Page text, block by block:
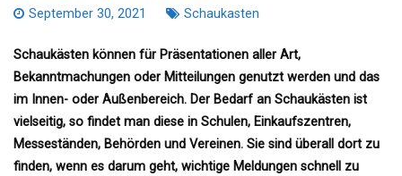
September 30, 2021
Schaukasten
Schaukästen können für Präsentationen aller Art,
Bekanntmachungen oder Mitteilungen genutzt werden und das
im Innen- oder Außenbereich. Der Bedarf an Schaukästen ist
vielseitig, so findet man diese in Schulen, Einkaufszentren,
Messeständen, Behörden und Vereinen. Sie sind überall dort zu
finden, wenn es darum geht, wichtige Meldungen schnell zu